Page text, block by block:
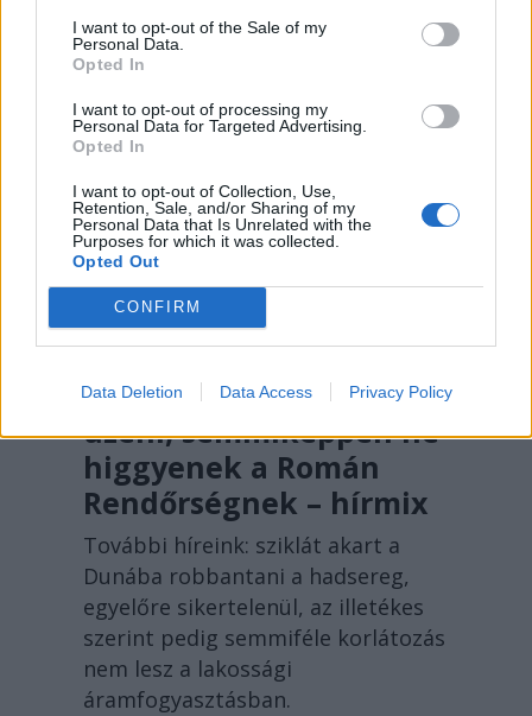
I want to opt-out of the Sale of my
Personal Data.
Opted In
I want to opt-out of processing my
Personal Data for Targeted Advertising.
Opted In
I want to opt-out of Collection, Use,
Retention, Sale, and/or Sharing of my
Personal Data that Is Unrelated with the
Purposes for which it was collected.
Opted Out
CONFIRM
Data Deletion Data Access Privacy Policy
FŐTÉR
A Román Rendőrség azt
üzeni, semmiképpen ne
higgyenek a Román
Rendőrségnek – hírmix
További híreink: sziklát akart a
Dunába robbantani a hadsereg,
egyelőre sikertelenül, az illetékes
szerint pedig semmiféle korlátozás
nem lesz a lakossági
áramfogyasztásban.